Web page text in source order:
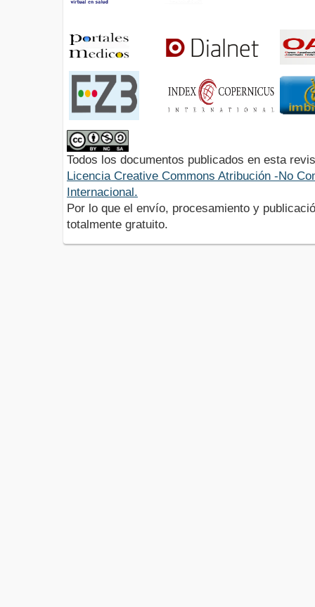
Todos los documentos publicados en esta
Licencia Creative Commons Atribución -No
Internacional.
Por lo que el envío, procesamiento y
totalmente gratuito.